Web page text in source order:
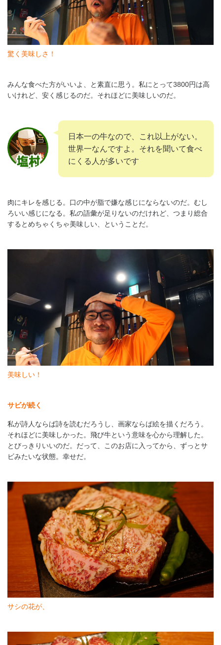
驚く美味しさ！
みんな食べた方がいいよ、と素直に思う。私にとって3800円は高
いけれど、安く感じるのだ。それほどに美味しいのだ。
日本一の牛なので、これ以上がない。
世界一なんですよ。それを聞いて食べ
にくる人が多いです
肉にキレを感じる。口の中が脂で嫌な感じにならないのだ。むし
ろいい感じになる。私の語彙が足りないのだけれど、つまり総合
するとめちゃくちゃ美味しい、ということだ。
美味しい！
サビが続く
私が詩人ならば詩を読むだろうし、画家ならば絵を描くだろう。
それほどに美味しかった。飛び牛という意味を心から理解した。
とびっきりいいのだ。だって、このお店に入ってから、ずっとサ
ビみたいな状態。幸せだ。
サシの花が、